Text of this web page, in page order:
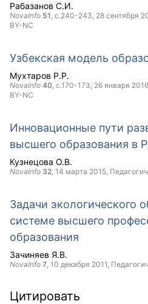
Рабазанов С.И.
NovaInfo 51, с.240-243, 28 сентября
BY-NC
Узбекская модель
Мухтаров Р.Р.
NovaInfo 40, с.170-173, 26 января 2016
BY-NC
Инновационные пути
высшего образования в
Кузнецова О.В.
NovaInfo 32, 14 марта 2015,
Задачи экологического
системе высшего
образования
Зачиняев Я.В.
NovaInfo 7, 10 декабря 2011,
Цитировать